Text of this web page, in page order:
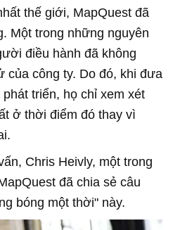
thế giới, MapQuest đã
Một trong những nguyên
điều hành đã không
của công ty. Do đó, khi đưa
triển, họ chỉ xem xét
ở thời điểm đó thay vì
Chris Heivly, một trong
đã chia sẻ câu
bóng một thời" này.